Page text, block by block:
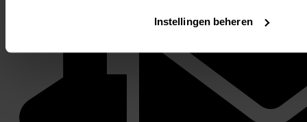
Instellingen beheren